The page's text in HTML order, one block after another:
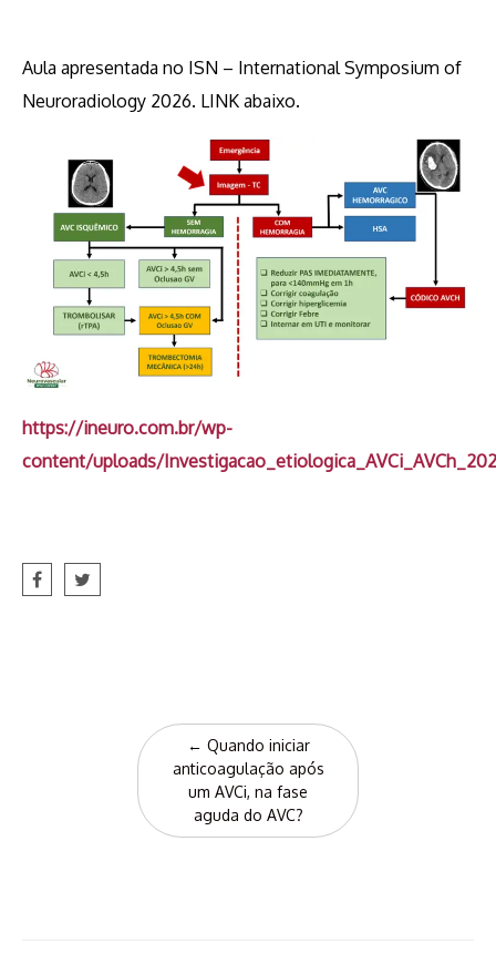
Aula apresentada no ISN – International Symposium of
Neuroradiology 2026. LINK abaixo.
https://ineuro.com.br/wp-
content/uploads/
navigation
← Quando iniciar
anticoagulação após
um AVCi, na fase
aguda do AVC?